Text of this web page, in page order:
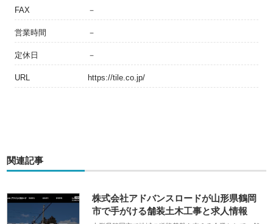
FAX －
営業時間 －
定休日 －
URL https://tile.co.jp/
関連記事
株式会社アドバンスロードが山形県鶴岡
市で手がける舗装土木工事と求人情報